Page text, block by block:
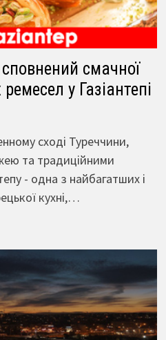
смачної
у Газіантепі
сході Туреччини,
та традиційними
- одна з найбагатших і
кухні,…